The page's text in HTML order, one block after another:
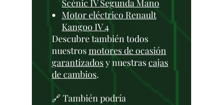
Scénic IV Segunda Mano
Motor eléctrico Renault
Kangoo IV 4
Descubre también todos
nuestrosmotores de ocasión
garantizadosy nuestrascajas
de cambios.
🔗 También podría